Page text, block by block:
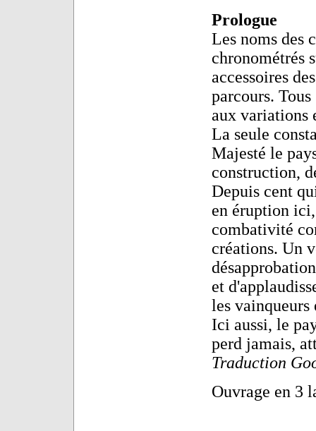
Prologue
Les noms des
chronométrés
accessoires
parcours.
aux variations
La seule
Majesté le
construction,
Depuis cent
en éruption
combativité
créations. Un
et
les vainqueurs
Ici aussi, le
perd jamais,
Traduction
Ouvrage en 3